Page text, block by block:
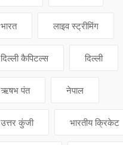
भारत लाइव स्ट्रीमिंग
दिल्ली कैपिटल्स दिल्ली
ऋषभ पंत नेपाल
उत्तर कुंजी भारतीय क्रिकेट